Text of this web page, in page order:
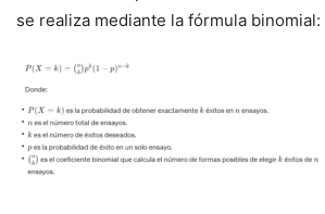
se realiza mediante la fórmula binomial: